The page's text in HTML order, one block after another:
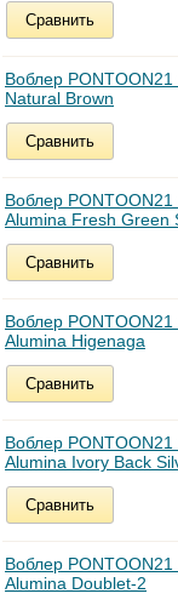
Сравнить
Воблер
Natural Brown
Сравнить
Воблер
Alumina Fresh Green
Сравнить
Воблер
Alumina Higenaga
Сравнить
Воблер
Alumina Ivory Back
Сравнить
Воблер
Alumina Doublet-2